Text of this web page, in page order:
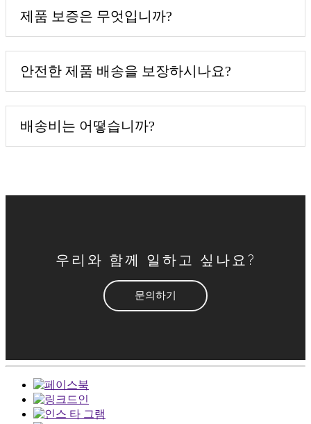
제품 보증은 무엇입니까?
안전한 제품 배송을 보장하시나요?
배송비는 어떻습니까?
우리와 함께 일하고 싶나요?
문의하기